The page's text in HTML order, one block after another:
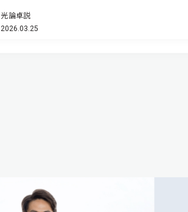
and Exhibition）が開幕する。通信バブル崩壊後、存在
感を失っていた同…
光論卓説
2026.03.25